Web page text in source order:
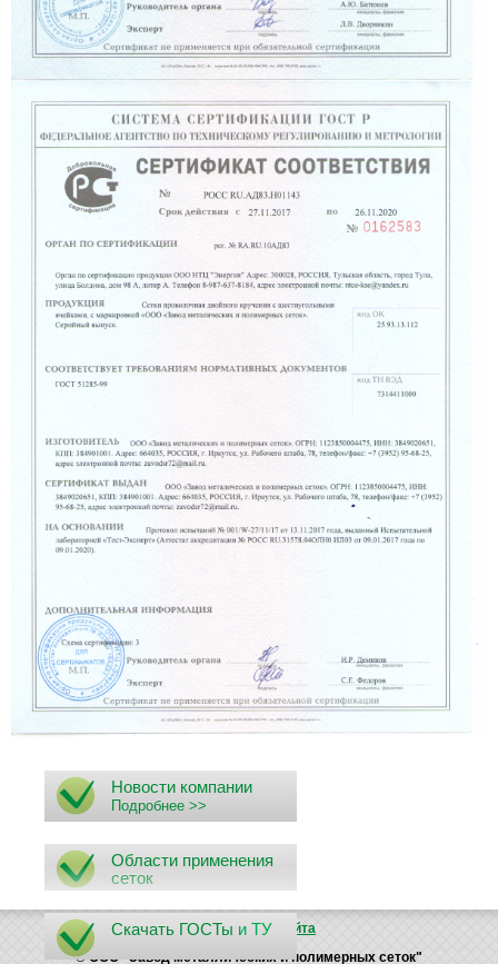
Новости компании
Подробнее >>
Области применения
сеток
Скачать ГОСТы и ТУ
Поиск
Карта сайта
© ООО "Завод металлических и полимерных сеток"